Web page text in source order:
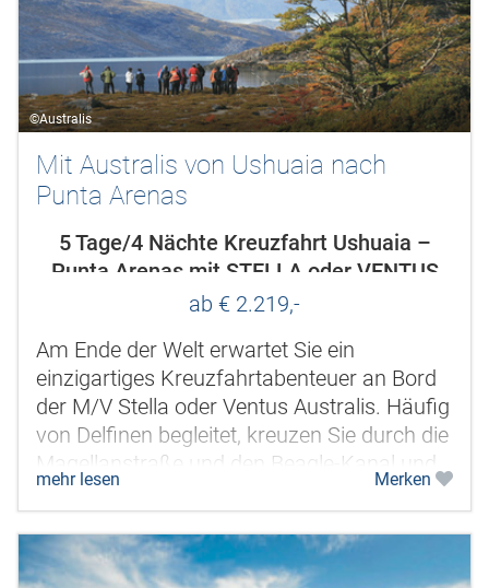
©Australis
Mit Australis von Ushuaia nach
Punta Arenas
5 Tage/4 Nächte Kreuzfahrt Ushuaia –
Punta Arenas mit STELLA oder VENTUS
AUSTRALIS
ab € 2.219,-
Am Ende der Welt erwartet Sie ein
einzigartiges Kreuzfahrtabenteuer an Bord
der M/V Stella oder Ventus Australis. Häufig
von Delfinen begleitet, kreuzen Sie durch die
Magellanstraße und den Beagle-Kanal und
passieren dabei mächtige...
mehr lesen Merken